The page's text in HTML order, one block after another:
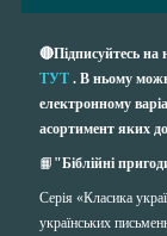
🔴Підписуйтесь на
ТУТ . В ньому
електронному
асортимент яких
📙 "Біблійні
Серія «Класика
українських